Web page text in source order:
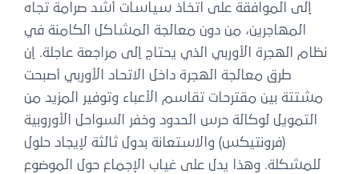
إلى الموافقة على اتخاذ سياسات أشد صرامة تجاه
المهاجرين، من دون معالجة المشاكل الكامنة في
نظام الهجرة الأوربي الذي يحتاج إلى مراجعة عاجلة. إن
طرق معالجة الهجرة داخل الاتحاد الأوربي أصبحت
مشتتة بين مقترحات تقاسم الأعباء وتوفير المزيد من
التمويل لوكالة حرس الحدود وخفر السواحل الأوروبية
(فرونتيكس) والاستعانة بدول ثالثة لإيجاد حلول
للمشكلة. وهذا يدل على غياب الإجماع حول الموضوع